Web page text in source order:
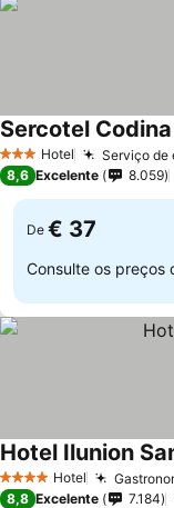
3 EstrelasHotel Serviço de
Sercotel Codina
8,6 Excelente 8.059
De € 37
Consulte os preços
4 EstrelasHotel
Hotel Ilunion
8,8 Excelente 7.184